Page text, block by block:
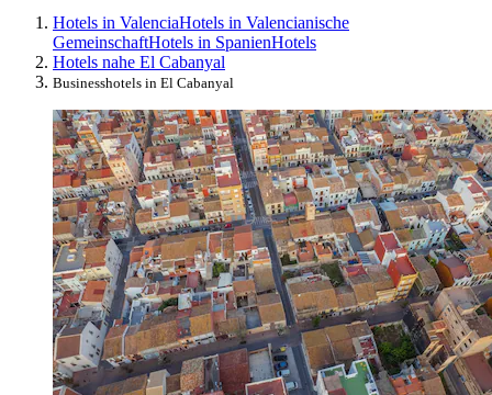
Hotels in ValenciaHotels in Valencianische
GemeinschaftHotels in SpanienHotels
Hotels nahe El Cabanyal
Businesshotels in El Cabanyal